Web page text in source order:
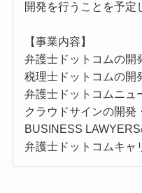
開発を⾏うことを予定
【事業内容】
弁護士ドットコムの開
税理士ドットコムの開
弁護士ドットコムニュ
クラウドサインの開発
BUSINESS
弁護士ドットコムキャ